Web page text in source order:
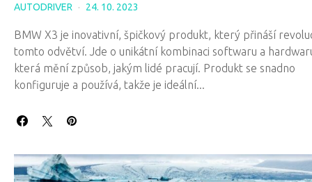
AUTODRIVER 24. 10. 2023
BMW X3 je inovativní, špičkový produkt, který přináší
tomto odvětví. Jde o unikátní kombinaci softwaru a
která mění způsob, jakým lidé pracují. Produkt se snadno
konfiguruje a používá, takže je ideální...